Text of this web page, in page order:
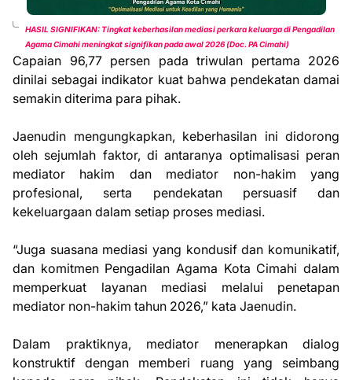
HASIL SIGNIFIKAN: Tingkat keberhasilan mediasi perkara keluarga di Pengadilan
Agama Cimahi meningkat signifikan pada awal 2026 (Doc. PA Cimahi)
Capaian 96,77 persen pada triwulan pertama 2026
dinilai sebagai indikator kuat bahwa pendekatan damai
semakin diterima para pihak.
Jaenudin mengungkapkan, keberhasilan ini didorong
oleh sejumlah faktor, di antaranya optimalisasi peran
mediator hakim dan mediator non-hakim yang
profesional, serta pendekatan persuasif dan
kekeluargaan dalam setiap proses mediasi.
“Juga suasana mediasi yang kondusif dan komunikatif,
dan komitmen Pengadilan Agama Kota Cimahi dalam
memperkuat layanan mediasi melalui penetapan
mediator non-hakim tahun 2026,” kata Jaenudin.
Dalam praktiknya, mediator menerapkan dialog
konstruktif dengan memberi ruang yang seimbang